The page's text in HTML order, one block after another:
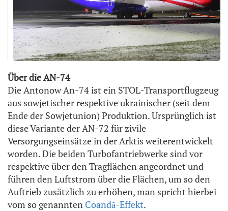
Über die AN-74
Die Antonow An-74 ist ein STOL-Transportflugzeug
aus sowjetischer respektive ukrainischer (seit dem
Ende der Sowjetunion) Produktion. Ursprünglich ist
diese Variante der AN-72 für zivile
Versorgungseinsätze in der Arktis weiterentwickelt
worden. Die beiden Turbofantriebwerke sind vor
respektive über den Tragflächen angeordnet und
führen den Luftstrom über die Flächen, um so den
Auftrieb zusätzlich zu erhöhen, man spricht hierbei
vom so genannten Coandă-Effekt.